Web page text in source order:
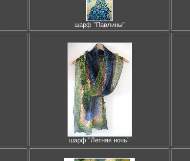
шарф "Павлины"
шарф "Летняя ночь"